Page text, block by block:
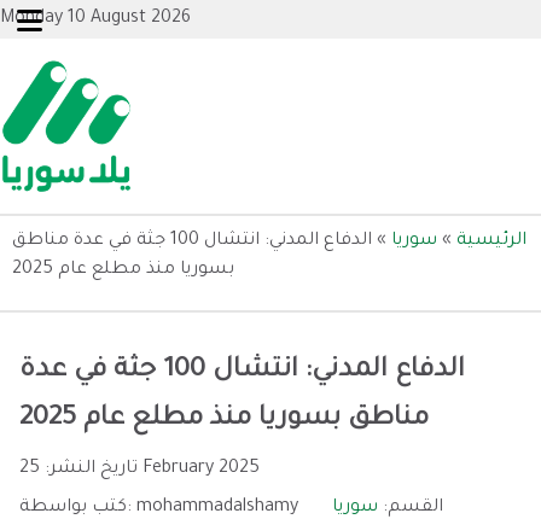
Monday 10 August 2026
الرئيسية » سوريا »
الدفاع المدني: انتشال 100 جثة في عدة مناطق
بسوريا منذ مطلع عام 2025
الدفاع المدني: انتشال 100 جثة في عدة
مناطق بسوريا منذ مطلع عام 2025
تاريخ النشر: 25 February 2025
كتب بواسطة: mohammadalshamy القسم: سوريا